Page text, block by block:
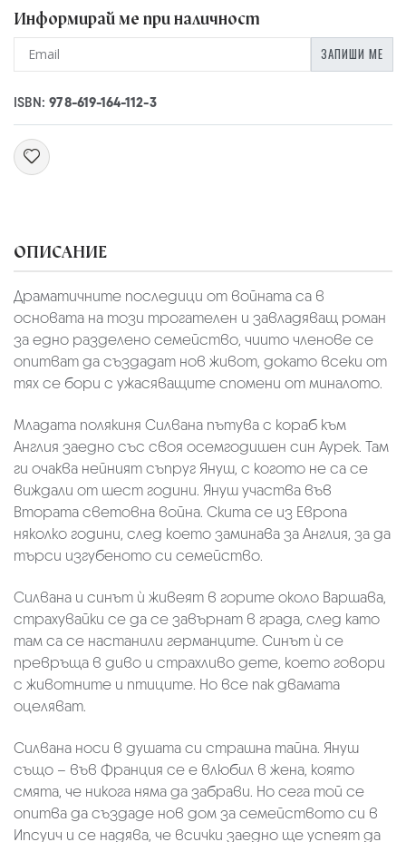
Информирай ме при наличност
ЗАПИШИ МЕ
ISBN:978-619-164-112-3
ОПИСАНИЕ
Драматичните последици от войната са в
основата на този трогателен и завладяващ роман
за едно разделено семейство, чиито членове се
опитват да създадат нов живот, докато всеки от
тях се бори с ужасяващите спомени от миналото.
Младата полякиня Силвана пътува с кораб към
Англия заедно със своя осемгодишен син Аурек. Там
ги очаква нейният съпруг Януш, с когото не са се
виждали от шест години. Януш участва във
Втората световна война. Скита се из Европа
няколко години, след което заминава за Англия, за да
търси изгубеното си семейство.
Силвана и синът ѝ живеят в горите около Варшава,
страхувайки се да се завърнат в града, след като
там са се настанили германците. Синът ѝ се
превръща в диво и страхливо дете, което говори
с животните и птиците. Но все пак двамата
оцеляват.
Силвана носи в душата си страшна тайна. Януш
също – във Франция се е влюбил в жена, която
смята, че никога няма да забрави. Но сега той се
опитва да създаде нов дом за семейството си в
Ипсуич и се надява, че всички заедно ще успеят да